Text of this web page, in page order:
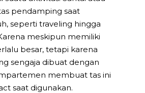
pendamping saat
seperti traveling hingga
meskipun memiliki
besar, tetapi karena
sengaja dibuat dengan
membuat tas ini
saat digunakan.